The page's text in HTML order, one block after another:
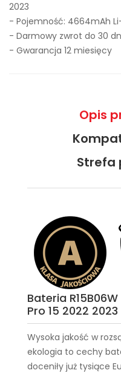
2023
- Pojemność: 4664mAh
- Darmowy zwrot do 30
- Gwarancja 12 miesięcy
Opis
Strefa
Bateria
Pro 15 2022 2023
Wysoka jakość w
ekologia to cechy
doceniły już tysiące